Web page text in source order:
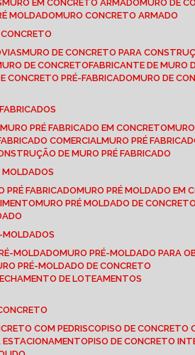
MURO EM CONCRETO ARMADO
MURO DE
MOLDADO
MURO CONCRETO ARMADO
CONCRETO
MURO DE CONCRETO PARA
DE CONCRETO FABRICANTE DE MURO
CONCRETO PRÉ-FABRICADO
MURO DE
FABRICADOS
MURO PRÉ FABRICADO EM CONCRETO
FABRICADO COMERCIAL
MURO PRÉ
DE MURO PRÉ FABRICADO
MOLDADOS
PRÉ FABRICADO MURO PRÉ MOLDADO EM
MURO PRÉ MOLDADO DE
MOLDADOS
MOLDADO
MURO PRÉ-MOLDADO PARA
PRÉ-MOLDADO DE CONCRETO
DE LOTEAMENTOS
COM PEDRISCO PISO DE
ESTACIONAMENTO PISO DE CONCRETO